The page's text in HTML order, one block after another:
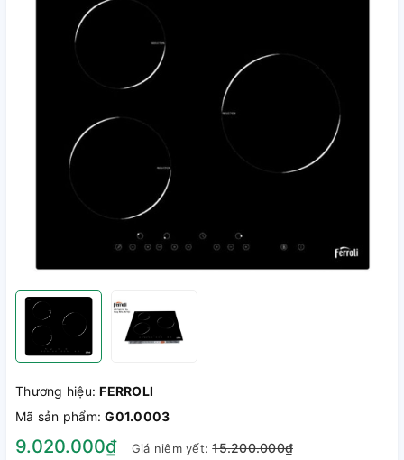
Thương hiệu:FERROLI
Mã sản phẩm:G01.0003
9.020.000₫ Giá niêm yết:15.200.000₫